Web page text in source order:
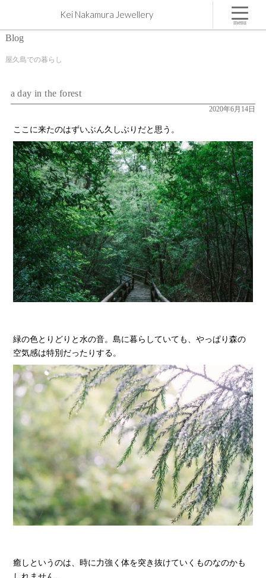
a day in the forest | 屋久島,ジュエリー,オーダーメイドのマリッジリング（結婚・婚約指輪）制作 |
Kei Nakamura Jewellery BlogKei Nakamura Jewellery
Blog
屋久島での暮らし
a day in the forest
2020年6月14日
ここに来たのはずいぶん久しぶりだと思う。
緑の色とりどりと水の音。島に暮らしていても、やっぱり森の
空気感は特別だったりする。
癒しというのは、時に力強く体を突き抜けていくものなのかも
menu